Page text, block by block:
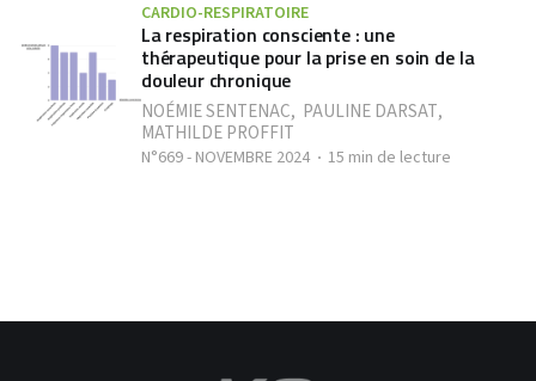
CARDIO-RESPIRATOIRE
La respiration consciente : une
thérapeutique pour la prise en soin de la
douleur chronique
NOÉMIE SENTENAC, PAULINE DARSAT,
MATHILDE PROFFIT
N°669 - NOVEMBRE 2024 15 min de lecture